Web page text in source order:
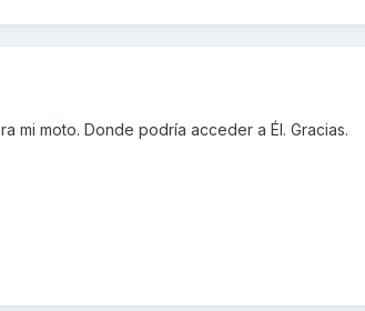
mi moto. Donde podría acceder a Él. Gracias.